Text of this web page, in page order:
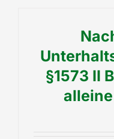
§1573 II